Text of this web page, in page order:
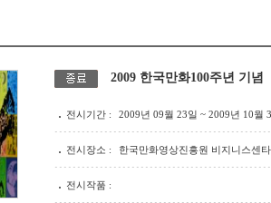
2009 한국만화100주년 기념
전시기간 : 2009년 09월 23일 ~ 2009년 10월
전시장소 : 한국만화영상진흥원 비지니스센
전시작품 :